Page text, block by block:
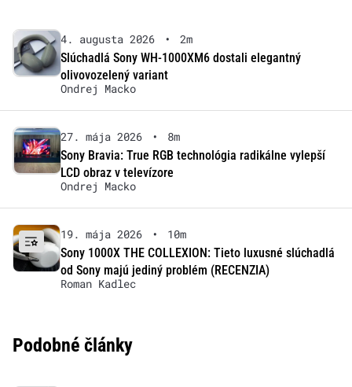
4. augusta 2026 •
2m
Slúchadlá Sony WH-1000XM6 dostali elegantný
olivovozelený variant
Ondrej Macko
27. mája 2026 •
8m
Sony Bravia: True RGB technológia radikálne vylepší
LCD obraz v televízore
Ondrej Macko
19. mája 2026 •
10m
Sony 1000X THE COLLEXION: Tieto luxusné slúchadlá
od Sony majú jediný problém (RECENZIA)
Roman Kadlec
Podobné články